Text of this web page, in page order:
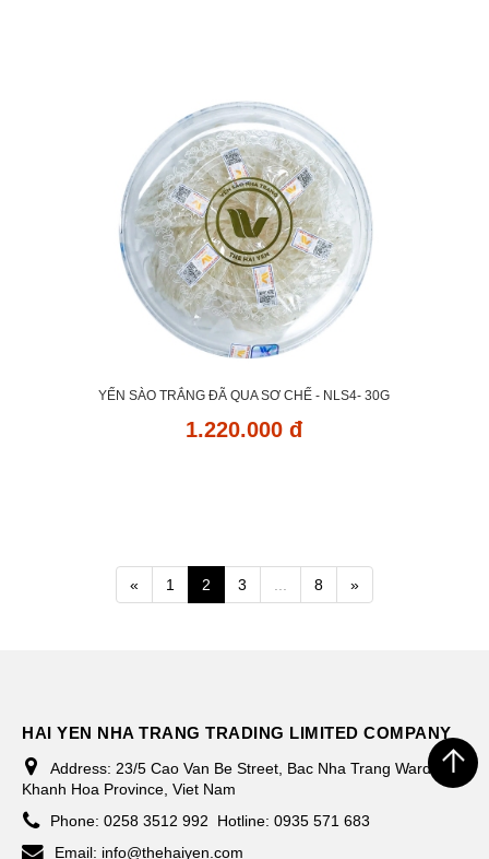
YẾN SÀO TRẮNG ĐÃ QUA SƠ CHẾ - NLS4- 30G
1.220.000 đ
« 1 2 3 ... 8 »
HAI YEN NHA TRANG TRADING LIMITED COMPANY
Address: 23/5 Cao Van Be Street, Bac Nha Trang Ward,
Khanh Hoa Province, Viet Nam
Phone: 0258 3512 992
Hotline: 0935 571 683
Email: info@thehaiyen.com